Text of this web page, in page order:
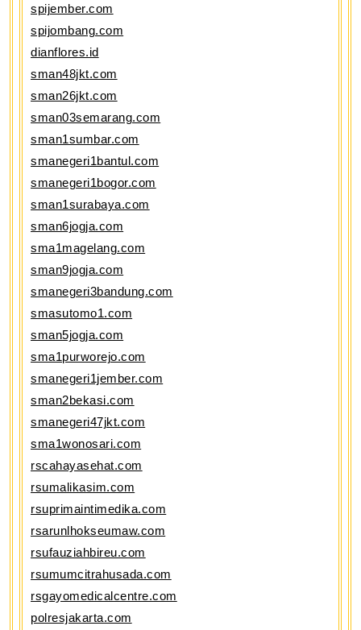
spijember.com
spijombang.com
dianflores.id
sman48jkt.com
sman26jkt.com
sman03semarang.com
sman1sumbar.com
smanegeri1bantul.com
smanegeri1bogor.com
sman1surabaya.com
sman6jogja.com
sma1magelang.com
sman9jogja.com
smanegeri3bandung.com
smasutomo1.com
sman5jogja.com
sma1purworejo.com
smanegeri1jember.com
sman2bekasi.com
smanegeri47jkt.com
sma1wonosari.com
rscahayasehat.com
rsumalikasim.com
rsuprimaintimedika.com
rsarunlhokseumaw.com
rsufauziahbireu.com
rsumumcitrahusada.com
rsgayomedicalcentre.com
polresjakarta.com